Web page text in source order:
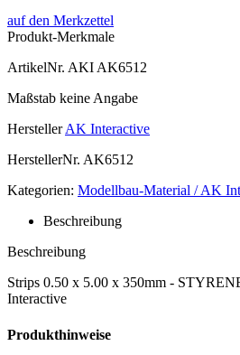
auf den Merkzettel
Produkt-Merkmale
ArtikelNr. AKI AK6512
Maßstab keine Angabe
Hersteller AK Interactive
HerstellerNr. AK6512
Kategorien: Modellbau-Material / AK
Beschreibung
Beschreibung
Strips 0.50 x 5.00 x 350mm -
Interactive
Produkthinweise